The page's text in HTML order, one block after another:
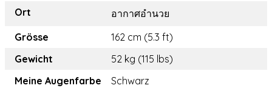
Ort
อากาศอำนวย
Grösse
162 cm (5.3 ft)
Gewicht
52 kg (115 lbs)
Meine Augenfarbe
Schwarz